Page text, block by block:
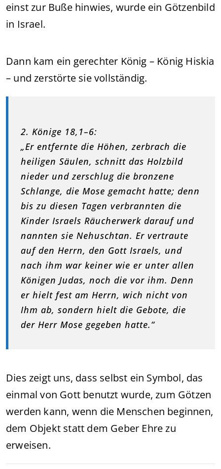
einst zur Buße hinwies, wurde ein Götzenbild
in Israel.
Dann kam ein gerechter König – König Hiskia
– und zerstörte sie vollständig.
2. Könige 18,1–6:
„Er entfernte die Höhen, zerbrach die
heiligen Säulen, schnitt das Holzbild
nieder und zerschlug die bronzene
Schlange, die Mose gemacht hatte; denn
bis zu diesen Tagen verbrannten die
Kinder Israels Räucherwerk darauf und
nannten sie Nehuschtan. Er vertraute
auf den Herrn, den Gott Israels, und
nach ihm war keiner wie er unter allen
Königen Judas, noch die vor ihm. Denn
er hielt fest am Herrn, wich nicht von
Ihm ab, sondern hielt die Gebote, die
der Herr Mose gegeben hatte.“
Dies zeigt uns, dass selbst ein Symbol, das
einmal von Gott benutzt wurde, zum Götzen
werden kann, wenn die Menschen beginnen,
dem Objekt statt dem Geber Ehre zu
erweisen.